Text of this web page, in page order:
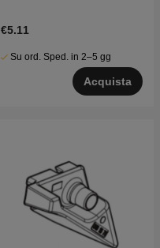
€5.11
Su ord. Sped. in 2–5 gg
Acquista